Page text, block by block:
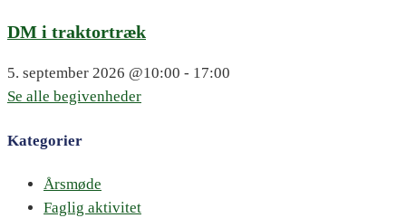
DM i traktortræk
5. september 2026 @10:00 - 17:00
Se alle begivenheder
Kategorier
Årsmøde
Faglig aktivitet